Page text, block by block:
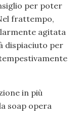
per poter
frattempo,
agitata
dispiaciuto per
in più
soap opera